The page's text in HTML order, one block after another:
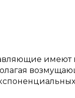
имеют